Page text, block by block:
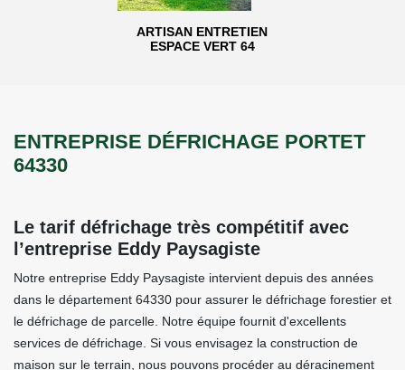
ARTISAN ENTRETIEN
ESPACE VERT 64
ENTREPRISE DÉFRICHAGE PORTET
64330
Le tarif défrichage très compétitif avec
l’entreprise Eddy Paysagiste
Notre entreprise Eddy Paysagiste intervient depuis des années
dans le département 64330 pour assurer le défrichage forestier et
le défrichage de parcelle. Notre équipe fournit d'excellents
services de défrichage. Si vous envisagez la construction de
maison sur le terrain, nous pouvons procéder au déracinement